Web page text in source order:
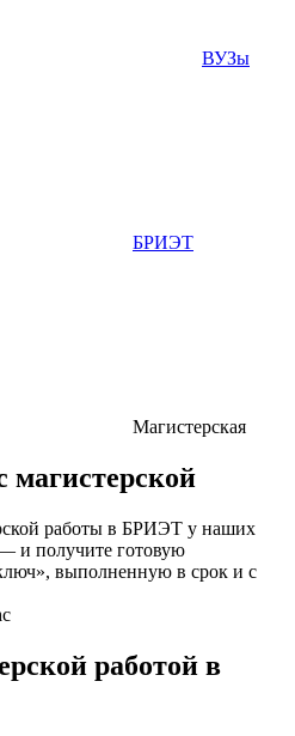
ВУЗы
БРИЭТ
Магистерская
магистерской
работы в БРИЭТ у наших
— и получите готовую
выполненную в срок и с
работой в